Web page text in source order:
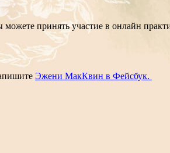
можете принять участие в онлайн
Эжени МакКвин в Фейсбук.